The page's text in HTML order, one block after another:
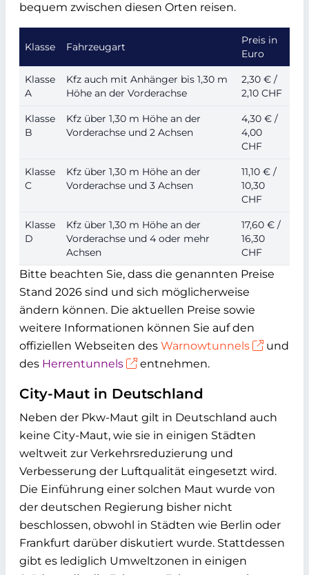
bequem zwischen diesen Orten reisen.
Klasse Fahrzeugart
Preis in
Euro
Klasse
A
Kfz auch mit Anhänger bis 1,30 m
Höhe an der Vorderachse
2,30 € /
2,10 CHF
Klasse
B
Kfz über 1,30 m Höhe an der
Vorderachse und 2 Achsen
4,30 € /
4,00
CHF
Klasse
C
Kfz über 1,30 m Höhe an der
Vorderachse und 3 Achsen
11,10 € /
10,30
CHF
Klasse
D
Kfz über 1,30 m Höhe an der
Vorderachse und 4 oder mehr
Achsen
17,60 € /
16,30
CHF
Bitte beachten Sie, dass die genannten Preise
Stand 2026 sind und sich möglicherweise
ändern können. Die aktuellen Preise sowie
weitere Informationen können Sie auf den
offiziellen Webseiten des Warnowtunnels
und
des Herrentunnels entnehmen.
City-Maut in Deutschland
Neben der Pkw-Maut gilt in Deutschland auch
keine City-Maut, wie sie in einigen Städten
weltweit zur Verkehrsreduzierung und
Verbesserung der Luftqualität eingesetzt wird.
Die Einführung einer solchen Maut wurde von
der deutschen Regierung bisher nicht
beschlossen, obwohl in Städten wie Berlin oder
Frankfurt darüber diskutiert wurde. Stattdessen
gibt es lediglich Umweltzonen in einigen